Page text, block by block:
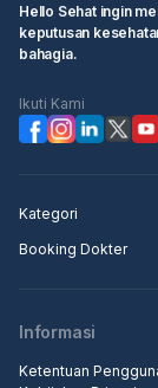
Hello Sehat ingin
keputusan
bahagia.
Ikuti Kami
Kategori
Booking Dokter
Informasi
Ketentuan